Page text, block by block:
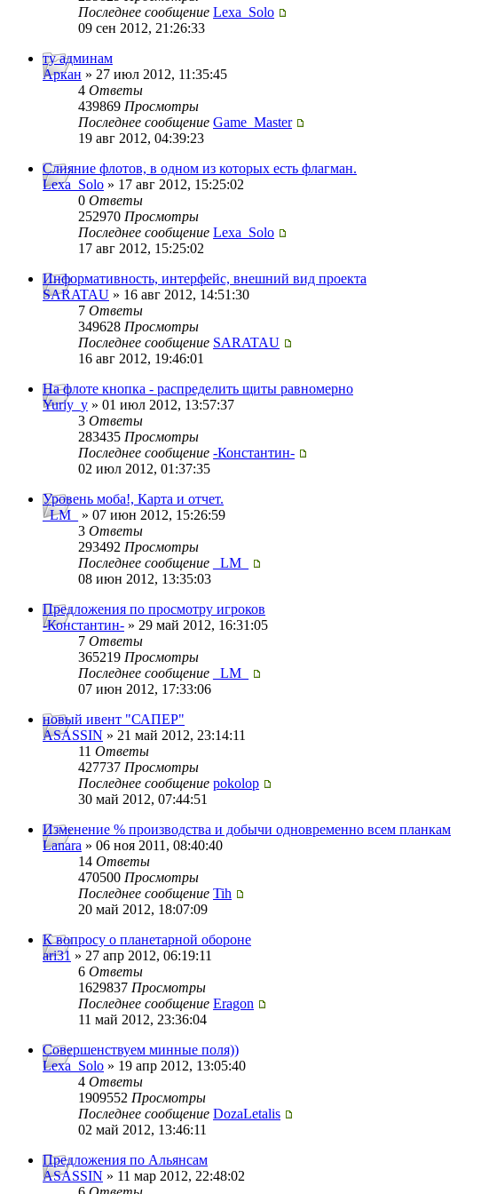
Последнее сообщение Lexa_Solo
09 сен 2012, 21:26:33
ту админам
Аркан » 27 июл 2012, 11:35:45
4 Ответы
439869 Просмотры
Последнее сообщение Game_Master
19 авг 2012, 04:39:23
Слияние флотов, в одном из которых есть флагман.
Lexa_Solo » 17 авг 2012, 15:25:02
0 Ответы
252970 Просмотры
Последнее сообщение Lexa_Solo
17 авг 2012, 15:25:02
Информативность, интерфейс, внешний вид проекта
SARATAU » 16 авг 2012, 14:51:30
7 Ответы
349628 Просмотры
Последнее сообщение SARATAU
16 авг 2012, 19:46:01
На флоте кнопка - распределить щиты равномерно
Yuriy_y » 01 июл 2012, 13:57:37
3 Ответы
283435 Просмотры
Последнее сообщение -Константин-
02 июл 2012, 01:37:35
Уровень моба!, Карта и отчет.
_LM_
» 07 июн 2012, 15:26:59
3 Ответы
293492 Просмотры
Последнее сообщение
_LM_
08 июн 2012, 13:35:03
Предложения по просмотру игроков
-Константин- » 29 май 2012, 16:31:05
7 Ответы
365219 Просмотры
Последнее сообщение
_LM_
07 июн 2012, 17:33:06
новый ивент "САПЕР"
ASASSIN » 21 май 2012, 23:14:11
11 Ответы
427737 Просмотры
Последнее сообщение pokolop
30 май 2012, 07:44:51
Изменение % производства и добычи одновременно всем планкам
Lanara » 06 ноя 2011, 08:40:40
14 Ответы
470500 Просмотры
Последнее сообщение Tih
20 май 2012, 18:07:09
К вопросу о планетарной обороне
ari31 » 27 апр 2012, 06:19:11
6 Ответы
1629837 Просмотры
Последнее сообщение Eragon
11 май 2012, 23:36:04
Совершенствуем минные поля))
Lexa_Solo » 19 апр 2012, 13:05:40
4 Ответы
1909552 Просмотры
Последнее сообщение DozaLetalis
02 май 2012, 13:46:11
Предложения по Альянсам
ASASSIN » 11 мар 2012, 22:48:02